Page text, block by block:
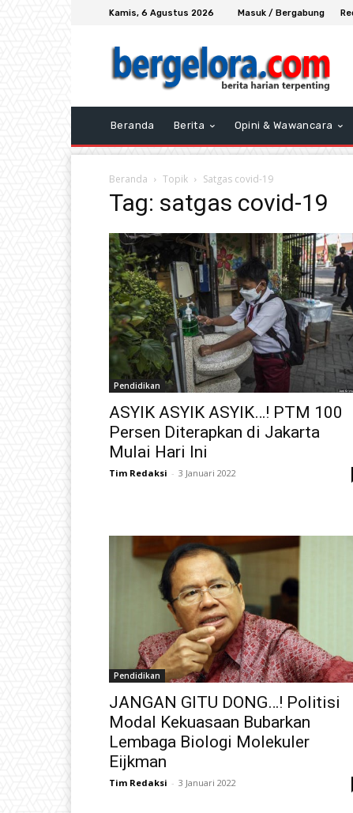
Kamis, 6 Agustus 2026 Masuk / Bergabung
Beranda Berita Opini & Wawancara
Beranda Topik Satgas covid-19
Tag: satgas covid-19
Pendidikan
ASYIK ASYIK ASYIK…! PTM 100
Persen Diterapkan di Jakarta
Mulai Hari Ini
Tim Redaksi - 3 Januari 2022
Pendidikan
JANGAN GITU DONG…! Politisi
Modal Kekuasaan Bubarkan
Lembaga Biologi Molekuler
Eijkman
Tim Redaksi - 3 Januari 2022